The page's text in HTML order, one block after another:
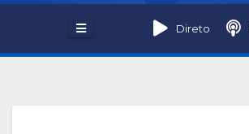
Direto